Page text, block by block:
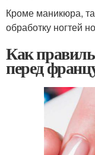
Кроме маникюра,
обработку ногтей
Как
перед